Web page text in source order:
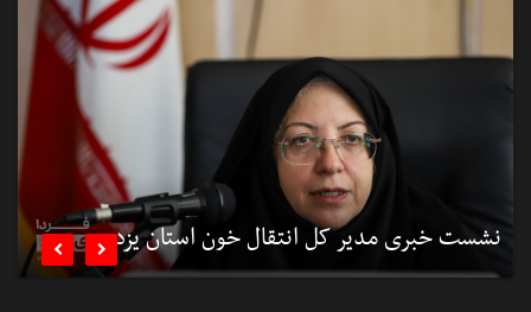
نشست خبری مدیر کل انتقال خون استان یزد  